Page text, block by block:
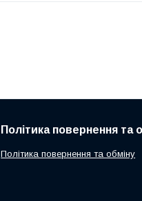
Політика повернення та
Політика повернення та обміну